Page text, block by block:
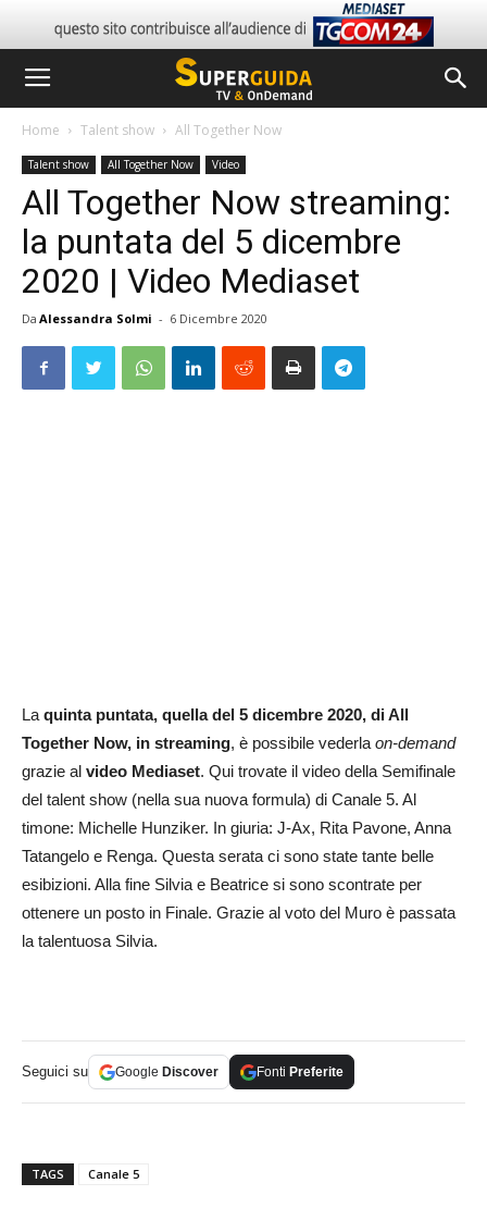
Home Talent show All Together Now
Talent show All Together Now Video
All Together Now streaming:
la puntata del 5 dicembre
2020 | Video Mediaset
Da Alessandra Solmi - 6 Dicembre 2020
Laquinta puntata, quella del 5 dicembre 2020, di All
Together Now, in streaming, è possibile vederlaon-demand
grazie al video Mediaset. Qui trovate il video della Semifinale
del talent show (nella sua nuova formula) di Canale 5. Al
timone: Michelle Hunziker. In giuria: J-Ax, Rita Pavone, Anna
Tatangelo e Renga. Questa serata ci sono state tante belle
esibizioni. Alla fine Silvia e Beatrice si sono scontrate per
ottenere un posto in Finale. Grazie al voto del Muro è passata
la talentuosa Silvia.
Seguici su Google Discover Fonti Preferite
TAGS Canale 5